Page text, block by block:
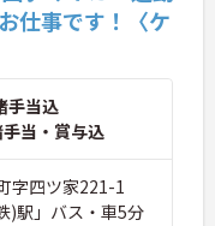
仕事です！〈ケ
当込
当・賞与込
字四ツ家221-1
)駅」バス・車5分